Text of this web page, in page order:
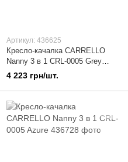
Артикул: 436625
Кресло-качалка CARRELLO
Nanny 3 в 1 CRL-0005 Grey
Wave
4 223 грн/шт.